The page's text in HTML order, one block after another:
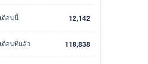
เดือนนี้ 12,142
เดือนที่แล้ว 118,838